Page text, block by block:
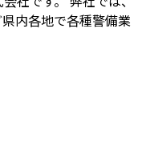
内各地で各種警備業